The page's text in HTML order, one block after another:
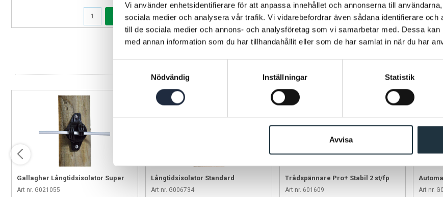
Vi använder enhetsidentifierare för att anpassa innehållet och annonserna till
sociala medier och analysera vår trafik. Vi vidarebefordrar även sådana identifierare och
till de sociala medier och annons- och analysföretag som vi samarbetar med. Dessa
med annan information som du har tillhandahållit eller som de har samlat in när du har
Nödvändig
Inställningar Statistik
Avvisa
Fördelar
Galvaniseringen skyddar
lämplig där stolpen inte ska
Vad är skillnaden mellan
Skruv ger starkare
Vilka isolatorer passar
Den passar de flesta
Varför är skruven
För att skydda mot rost och
Hur lång ska en
Köp Köp
Gallagher Långtidsisolator Super
Art nr. G021055
Långtidsisolator Standard
Art nr. G006734
Trådspännare Pro+ Stabil 2 st/fp
Art nr. 601609 Art nr.